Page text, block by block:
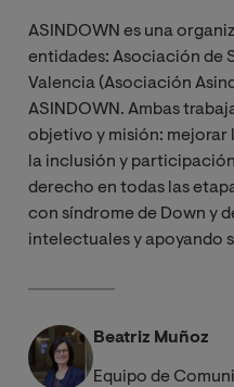
ASINDOWN es una
entidades: Asociación de
Valencia (Asociación
ASINDOWN. Ambas
objetivo y misión: mejorar
la inclusión y
derecho en todas las
con síndrome de Down y
intelectuales y apoyando
Beatriz Muñoz
Equipo de